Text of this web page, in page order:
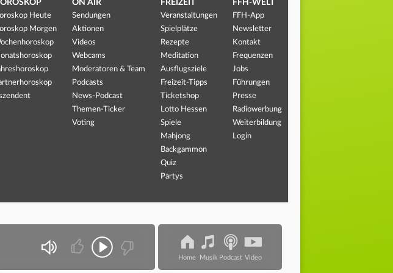
Heute
Morgen
ON AIR
Sendungen
Aktionen
Videos
Webcams
Moderatoren & Team
Podcasts
News-Podcast
Themen-Ticker
Voting
FREIZEIT
Veranstaltungen
Spielplätze
Rezepte
Meditation
Ausflugsziele
Freizeit-Tipps
Ticketshop
Lotto Hessen
Spiele
Mahjong
Backgammon
Quiz
Partys
FFH-WELT
FFH-App
Newsletter
Kontakt
Frequenzen
Jobs
Führungen
Presse
Radiowerbung
Weiterbildung
Login
Home Musik Podcast Video